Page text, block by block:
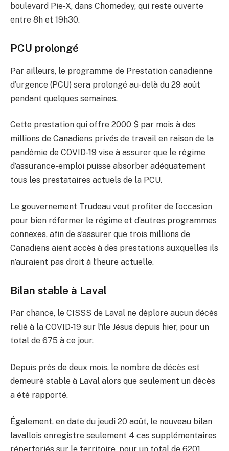
boulevard Pie-X, dans Chomedey, qui reste ouverte
entre 8h et 19h30.
PCU prolongé
Par ailleurs, le programme de Prestation canadienne
d’urgence (PCU) sera prolongé au-delà du 29 août
pendant quelques semaines.
Cette prestation qui offre 2000 $ par mois à des
millions de Canadiens privés de travail en raison de la
pandémie de COVID-19 vise à assurer que le régime
d’assurance-emploi puisse absorber adéquatement
tous les prestataires actuels de la PCU.
Le gouvernement Trudeau veut profiter de l’occasion
pour bien réformer le régime et d’autres programmes
connexes, afin de s’assurer que trois millions de
Canadiens aient accès à des prestations auxquelles ils
n’auraient pas droit à l’heure actuelle.
Bilan stable à Laval
Par chance, le CISSS de Laval ne déplore aucun décès
relié à la COVID-19 sur l’île Jésus depuis hier, pour un
total de 675 à ce jour.
Depuis près de deux mois, le nombre de décès est
demeuré stable à Laval alors que seulement un décès
a été rapporté.
Également, en date du jeudi 20 août, le nouveau bilan
lavallois enregistre seulement 4 cas supplémentaires
répertoriés sur le territoire, pour un total de 6201.